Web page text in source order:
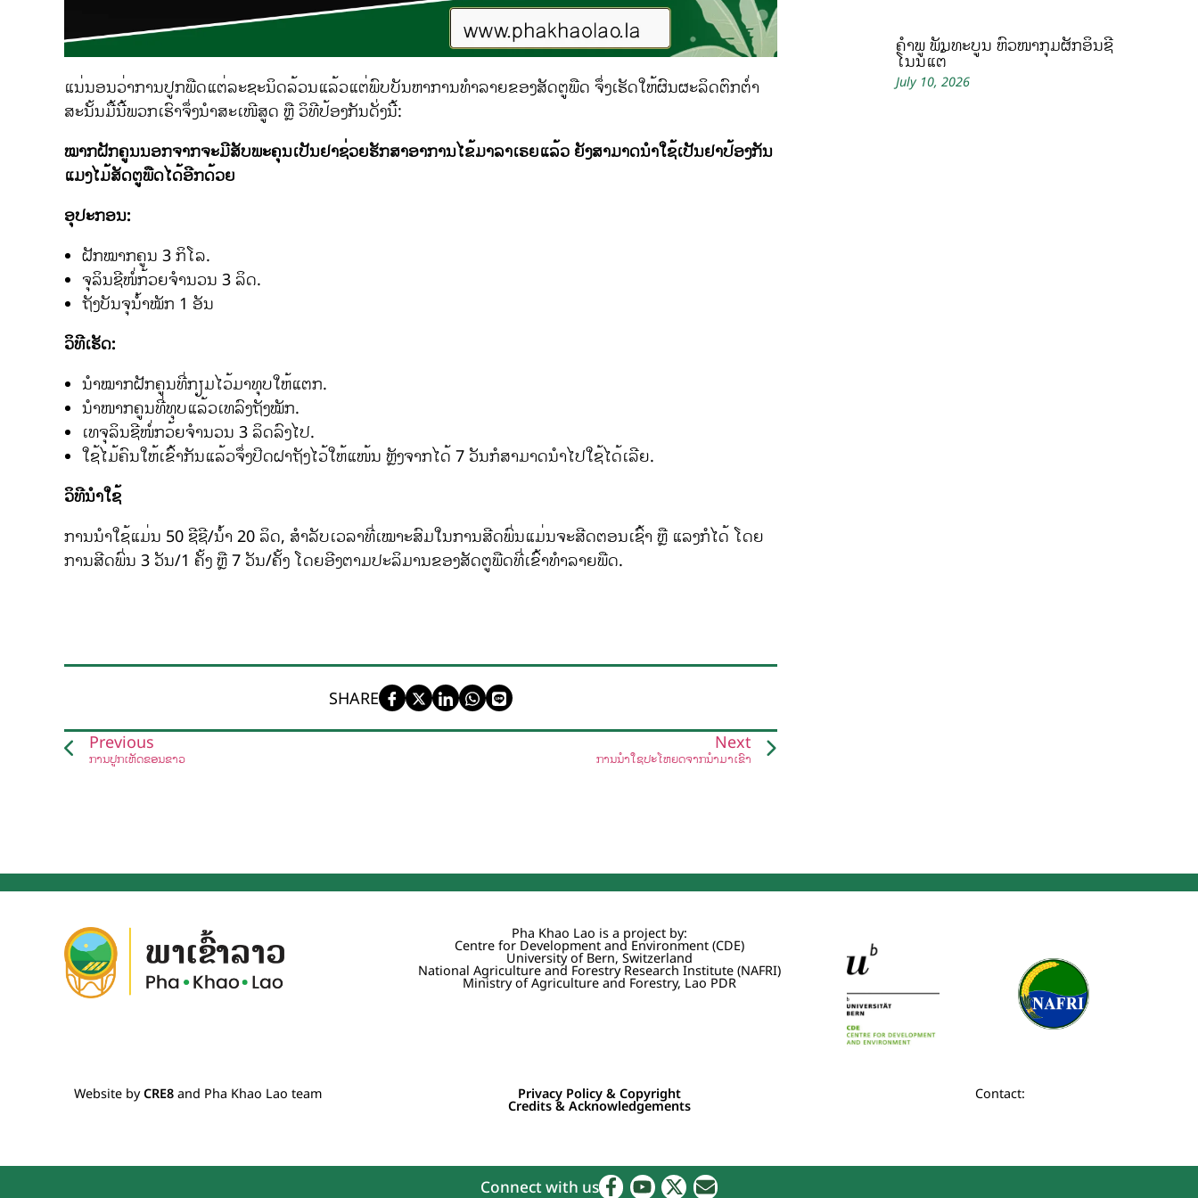
ແນ່ນອນວ່າການປູກພືດແຕ່ລະຊະນິດລ້ວນແລ້ວແຕ່ພົບບັນຫາການທຳລາຍຂອງສັດຕູພືດ ຈຶ່ງເຮັດໃຫ້ຜົນຜະລິດຕົກຕ່ຳ
ສະນັ້ນມື້ນີ້ພວກເຮົາຈຶ່ງນຳສະເໜີສູດ ຫຼື ວິທີປ້ອງກັນດັ່ງນີ້:
ໝາກຝັກຄູນນອກຈາກຈະມີສັບພະຄຸນເປັນຢາຊ່ວຍຮັກສາອາການໄຂ້ມາລາເຣຍແລ້ວ ຍັງສາມາດນຳໃຊ້ເປັນຢາປ້ອງກັນ
ແມງໄມ້ສັດຕູພືດໄດ້ອີກດ້ວຍ
ອຸປະກອນ:
ຝັກໝາກຄູນ 3 ກິໂລ.
ຈຸລິນຊີໜໍ່ກ້ວຍຈຳນວນ 3 ລິດ.
ຖັງບັນຈຸນ້ຳໝັກ 1 ອັນ
ວິທີເຮັດ:
ນຳໝາກຝັກຄູນທີ່ກຽມໄວ້ມາທຸບໃຫ້ແຕກ.
ນຳໜາກຄູນທີ່ທຸບແລ້ວເທລົງຖັງໝັກ.
ເທຈຸລິນຊີໜໍ່ກວ້ຍຈຳນວນ 3 ລິດລົງໄປ.
ໃຊ້ໄມ້ຄົນໃຫ້ເຂົ້າກັນແລ້ວຈຶ່ງປິດຝາຖັງໄວ້ໃຫ້ແໜ້ນ ຫຼັງຈາກໄດ້ 7 ວັນກໍສາມາດນຳໄປໃຊ້ໄດ້ເລີຍ.
ວິທີນຳໃຊ້
ການນຳໃຊ້ແມ່ນ 50 ຊີຊີ/ນ້ຳ 20 ລິດ, ສຳລັບເວລາທີ່ເໝາະສົມໃນການສີດພົ່ນແມ່ນຈະສີດຕອນເຊົ້າ ຫຼື ແລງກໍໄດ້ ໂດຍ
ການສີດພົ່ນ 3 ວັນ/1 ຄັ້ງ ຫຼື 7 ວັນ/ຄັ້ງ ໂດຍອີງຕາມປະລິມານຂອງສັດຕູພືດທີ່ເຂົ້າທຳລາຍພືດ.
SHARE
Previous
ການປູກເຫັດຂອນຂາວ
Next
ການນຳໃຊ້ປະໂຫຍດຈາກນ້ຳມ່າເຂົ້າ
ຄໍາພູ ພັນທະບູນ ຫົວໜ້າກຸ່ມຜັກອິນຊີ
ໂນນແຕ້
July 10, 2026
Pha Khao Lao is a project by:
Centre for Development and Environment (CDE)
University of Bern, Switzerland
National Agriculture and Forestry Research Institute (NAFRI)
Ministry of Agriculture and Forestry, Lao PDR
Website byCRE8 and Pha Khao Lao team Privacy Policy & Copyright
Credits & Acknowledgements
Contact:
Connect with us